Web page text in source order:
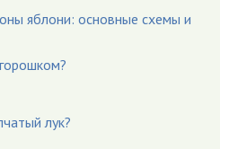
яблони: основные схемы и
лук?